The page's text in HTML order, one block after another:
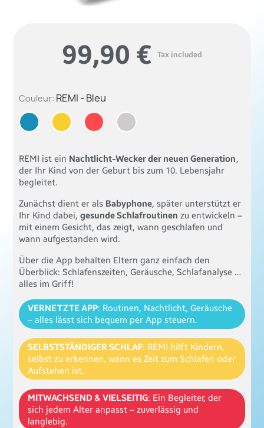
99,90 € Tax included
Couleur REMI - Bleu
REMI ist ein Nachtlicht-Wecker der neuen Generation,
der Ihr Kind von der Geburt bis zum 10. Lebensjahr
begleitet.
Zunächst dient er als Babyphone, später unterstützt er
Ihr Kind dabei,gesunde Schlafroutinen zu entwickeln –
mit einem Gesicht, das zeigt, wann geschlafen und
wann aufgestanden wird.
Über die App behalten Eltern ganz einfach den
Überblick: Schlafenszeiten, Geräusche, Schlafanalyse …
alles im Griff!
VERNETZTE APP: Routinen, Nachtlicht, Geräusche
– alles lässt sich bequem per App steuern.
SELBSTSTÄNDIGER SCHLAF: REMI hilft Kindern,
selbst zu erkennen, wann es Zeit zum Schlafen oder
Aufstehen ist.
MITWACHSEND & VIELSEITIG: Ein Begleiter, der
sich jedem Alter anpasst – zuverlässig und
langlebig.